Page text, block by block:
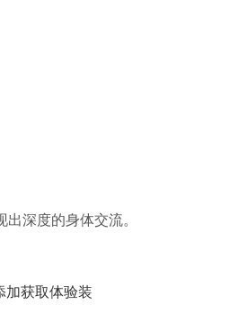
深度的身体交流。
加获取体验装